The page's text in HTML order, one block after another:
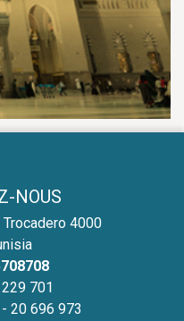
NOUS
4000
701
20 696 973